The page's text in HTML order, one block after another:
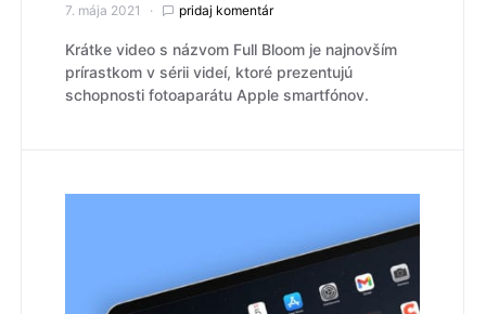
7. mája 2021 pridaj komentár
Krátke video s názvom Full Bloom je najnovším
prírastkom v sérii videí, ktoré prezentujú
schopnosti fotoaparátu Apple smartfónov.